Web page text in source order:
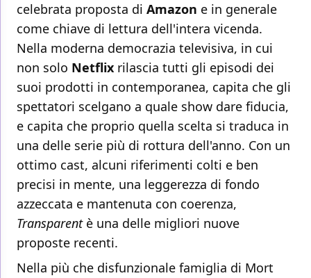
celebrata proposta di Amazon e in generale
come chiave di lettura dell'intera vicenda.
Nella moderna democrazia televisiva, in cui
non solo Netflix rilascia tutti gli episodi dei
suoi prodotti in contemporanea, capita che gli
spettatori scelgano a quale show dare fiducia,
e capita che proprio quella scelta si traduca in
una delle serie più di rottura dell'anno. Con un
ottimo cast, alcuni riferimenti colti e ben
precisi in mente, una leggerezza di fondo
azzeccata e mantenuta con coerenza,
Transparentè una delle migliori nuove
proposte recenti.
Nella più che disfunzionale famiglia di Mort